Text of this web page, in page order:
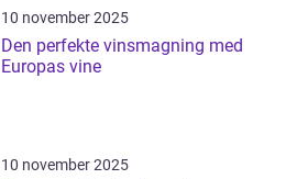
10 november 2025
Den perfekte vinsmagning med
Europas vine
10 november 2025